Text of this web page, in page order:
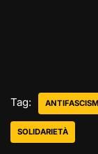
Tag:
SOLIDARIETÀ